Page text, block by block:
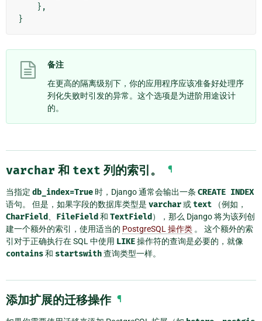
},
}
备注
在更高的隔离级别下，你的应用程序应该准备好处理序
列化失败时引发的异常。这个选项是为进阶用途设计
的。
varchar 和 text 列的索引。 ¶
当指定 db_index=True 时，Django 通常会输出一条 CREATE INDEX
语句。 但是，如果字段的数据库类型是 varchar或text （例如，
CharField FileField 和 TextField ），那么 Django 将为该列创
建一个额外的索引，使用适当的 PostgreSQL 操作类 。 这个额外的索
引对于正确执行在 SQL 中使用 LIKE操作符的查询是必要的，就像
contains和 startswith查询类型一样。
添加扩展的迁移操作 ¶